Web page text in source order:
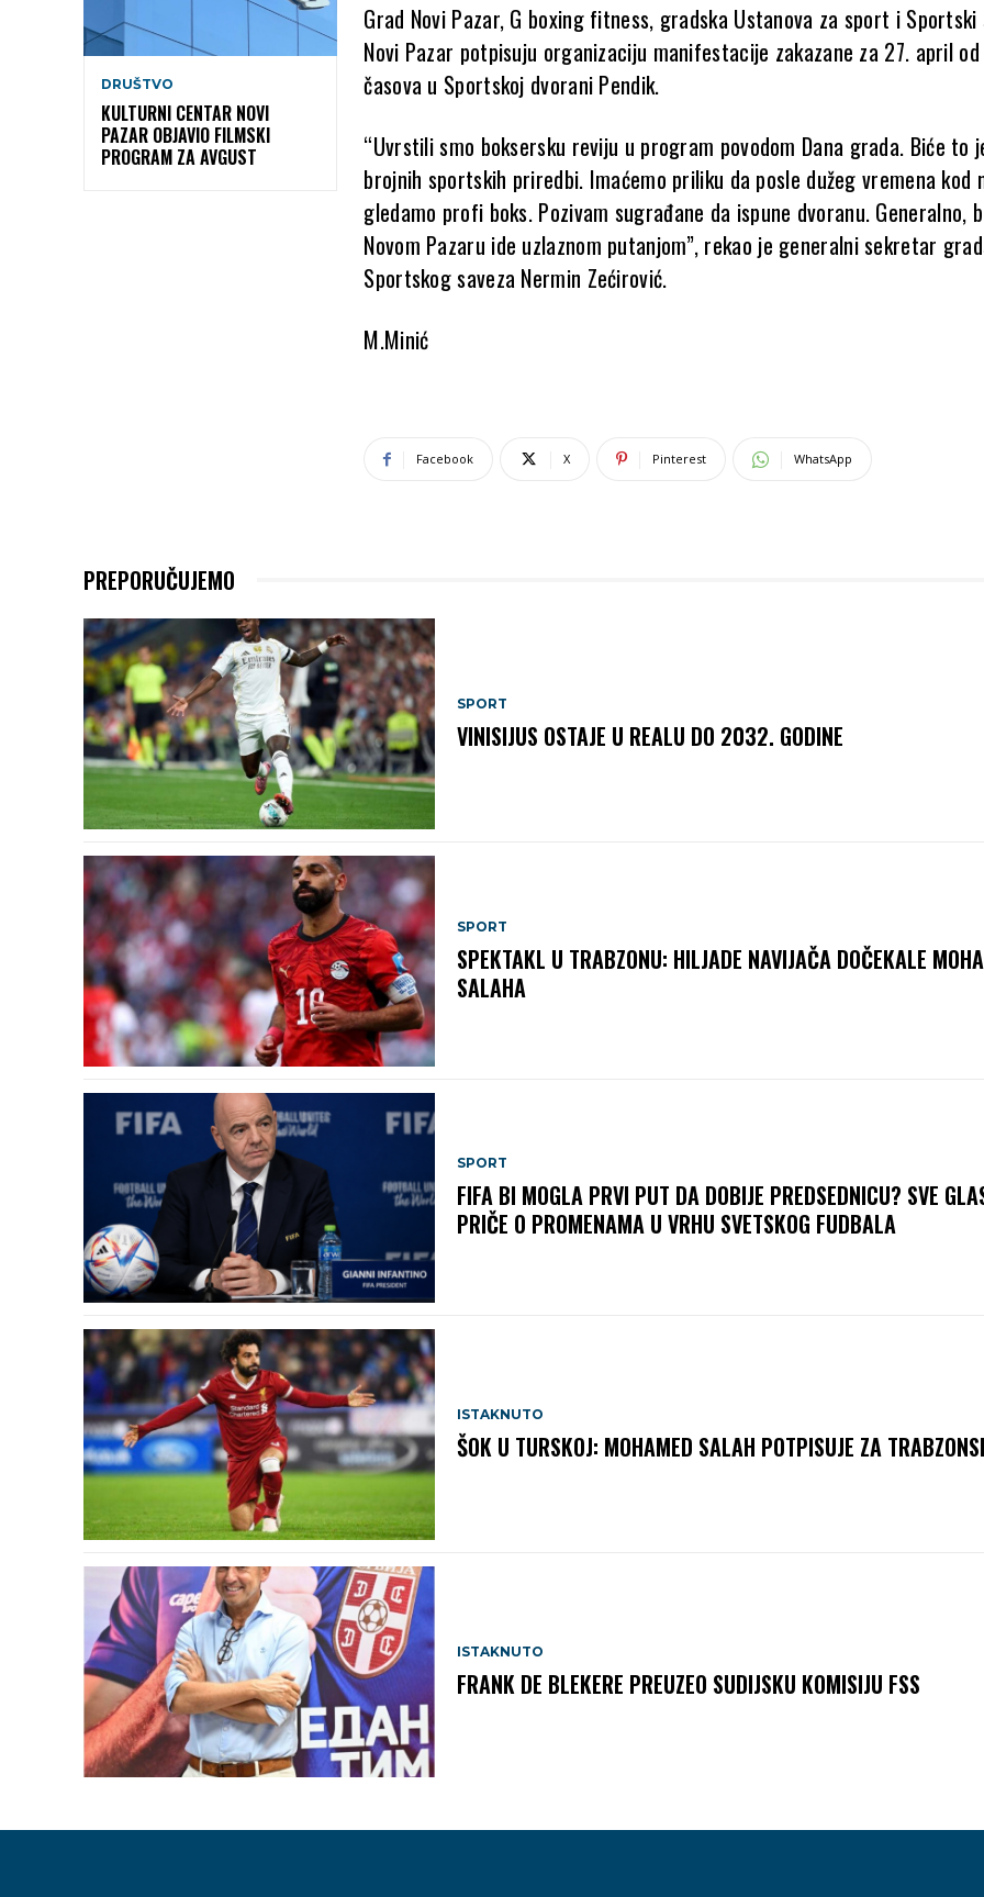
DRUŠTVO
KULTURNI CENTAR NOVI
PAZAR OBJAVIO FILMSKI
PROGRAM ZA AVGUST
Grad Novi Pazar, G boxing fitness, gradska Ustanova za sport i Sportski
Novi Pazar potpisuju organizaciju manifestacije zakazane za 27. april
časova u Sportskoj dvorani Pendik.
“Uvrstili smo boksersku reviju u program povodom Dana grada. Biće to
brojnih sportskih priredbi. Imaćemo priliku da posle dužeg vremena kod
gledamo profi boks. Pozivam sugrađane da ispune dvoranu. Generalno,
Novom Pazaru ide uzlaznom putanjom”, rekao je generalni sekretar
Sportskog saveza Nermin Zećirović.
M.Minić
Facebook X Pinterest WhatsApp
PREPORUČUJEMO
SPORT
VINISIJUS OSTAJE U REALU DO 2032. GODINE
SPORT
SPEKTAKL U TRABZONU: HILJADE NAVIJAČA DOČEKALE
SALAHA
SPORT
FIFA BI MOGLA PRVI PUT DA DOBIJE PREDSEDNICU? SVE
PRIČE O PROMENAMA U VRHU SVETSKOG FUDBALA
ISTAKNUTO
ŠOK U TURSKOJ: MOHAMED SALAH POTPISUJE ZA
ISTAKNUTO
FRANK DE BLEKERE PREUZEO SUDIJSKU KOMISIJU FSS